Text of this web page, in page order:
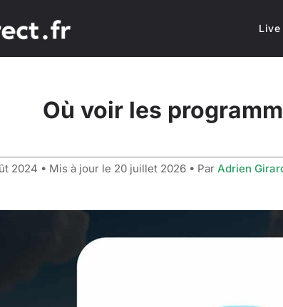
Live
Où voir les
2024 • Mis à jour le 20 juillet 2026 • Par Adrien